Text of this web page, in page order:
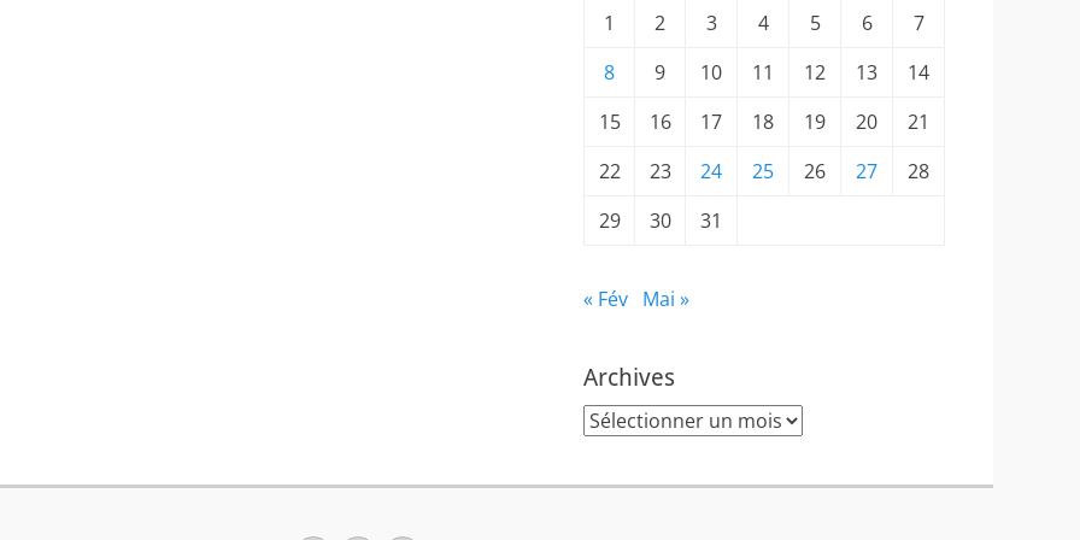
1 2 3 4 5 6
7
8
9 10 11 12 13
14
15
16 17 18 19 20
21
22
23 24 25 26 27
28
29
30 31
« Fév Mai »
Archives
Archives